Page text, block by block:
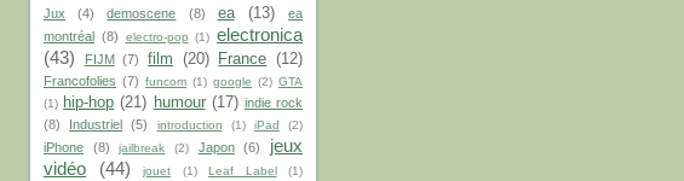
Jux
(4) demoscene (8) ea (13)
ea
montréal (8) electro-pop (1) electronica
(43)
FIJM (7) film (20) France (12)
Francofolies (7) funcom (1) google (2) GTA
(1) hip-hop (21) humour (17) indie rock
(8)
Industriel (5) introduction (1) iPad (2)
iPhone (8) jailbreak (2) Japon (6)
jeux
vidéo
(44) jouet (1) Leaf Label
(1)